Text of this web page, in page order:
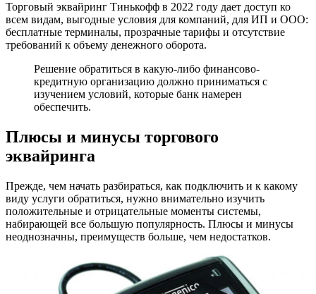
Торговый эквайринг Тинькофф в 2022 году дает доступ ко
всем видам, выгодные условия для компаний, для ИП и ООО:
бесплатные терминалы, прозрачные тарифы и отсутствие
требований к объему денежного оборота.
Решение обратиться в какую-либо финансово-
кредитную организацию должно приниматься с
изучением условий, которые банк намерен
обеспечить.
Плюсы и минусы торгового
эквайринга
Прежде, чем начать разбираться, как подключить и к какому
виду услуги обратиться, нужно внимательно изучить
положительные и отрицательные моменты системы,
набирающей все большую популярность. Плюсы и минусы
неоднозначны, преимуществ больше, чем недостатков.